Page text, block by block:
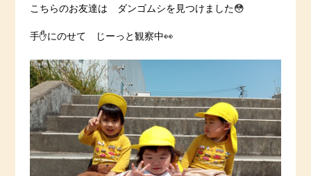
こちらのお友達は ダンゴムシを見つけました😳
手✋にのせて じーっと観察中👀